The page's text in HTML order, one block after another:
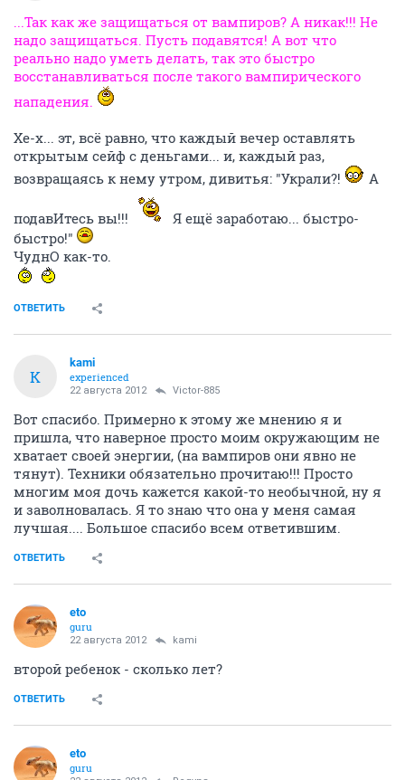
...Так как же защищаться от вампиров? А никак!!! Не
надо защищаться. Пусть подавятся! А вот что
реально надо уметь делать, так это быстро
восстанавливаться после такого вампирического
нападения.
Хе-х... эт, всё равно, что каждый вечер оставлять
открытым сейф с деньгами... и, каждый раз,
возвращаясь к нему утром, дивитья: "Украли?!
А
подавИтесь вы!!!
Я ещё заработаю... быстро-
быстро!"
ЧуднО как-то.
ОТВЕТИТЬ
K
kami
experienced
22 августа 2012 Victor-885
Вот спасибо. Примерно к этому же мнению я и
пришла, что наверное просто моим окружающим не
хватает своей энергии, (на вампиров они явно не
тянут). Техники обязательно прочитаю!!! Просто
многим моя дочь кажется какой-то необычной, ну я
и заволновалась. Я то знаю что она у меня самая
лучшая.... Большое спасибо всем ответившим.
ОТВЕТИТЬ
eto
guru
22 августа 2012 kami
второй ребенок - сколько лет?
ОТВЕТИТЬ
eto
guru